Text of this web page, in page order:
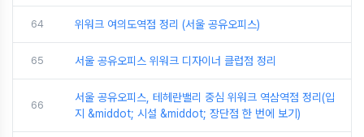
64 위워크 여의도역점 정리 (서울 공유오피스)
65 서울 공유오피스 위워크 디자이너 클럽점 정리
66
서울 공유오피스, 테헤란밸리 중심 위워크 역삼역점 정리(입
지 &middot; 시설 &middot; 장단점 한 번에 보기)